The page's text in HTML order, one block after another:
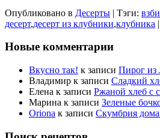
Опубликовано в Десерты | Тэги:
десерт,десерт из клубники,клубника |
Новые комментарии
Вкусно так! к записи Пирог из
Владимир к записи Сладкий
Елена к записи Ржаной хлеб с
Марина к записи Зеленые
Oriona к записи Скумбрия